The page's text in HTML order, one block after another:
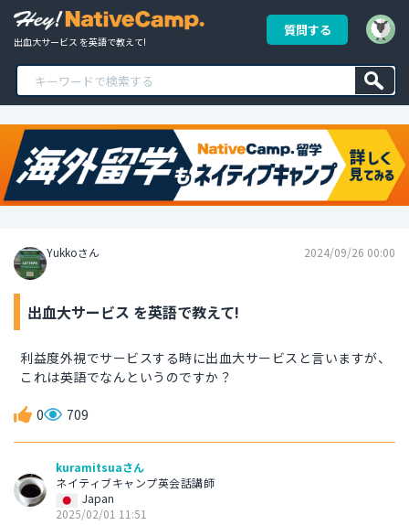
出血大サービス を英語で教えて!
質問する
Yukkoさん 2024/09/26 00:00
出血大サービス を英語で教えて!
利益度外視でサービスする時に出血大サービスと言いますが、
これは英語でなんというのですか？
0 709
kuramitsuaさん
ネイティブキャンプ英会話講師
Japan
2025/02/01 11:51